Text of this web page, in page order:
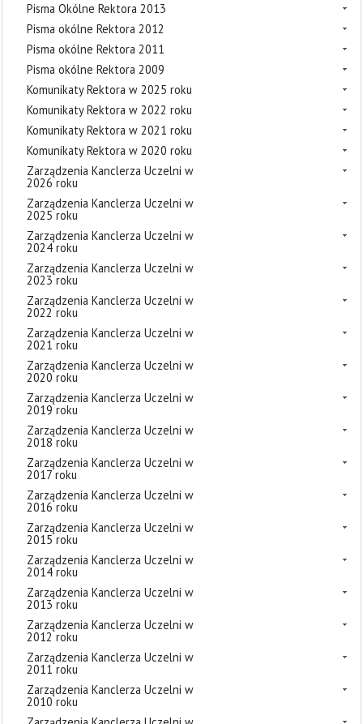
Pisma Okólne Rektora 2013
Pisma okólne Rektora 2012
Pisma okólne Rektora 2011
Pisma okólne Rektora 2009
Komunikaty Rektora w 2025 roku
Komunikaty Rektora w 2022 roku
Komunikaty Rektora w 2021 roku
Komunikaty Rektora w 2020 roku
Zarządzenia Kanclerza Uczelni w
2026 roku
Zarządzenia Kanclerza Uczelni w
2025 roku
Zarządzenia Kanclerza Uczelni w
2024 roku
Zarządzenia Kanclerza Uczelni w
2023 roku
Zarządzenia Kanclerza Uczelni w
2022 roku
Zarządzenia Kanclerza Uczelni w
2021 roku
Zarządzenia Kanclerza Uczelni w
2020 roku
Zarządzenia Kanclerza Uczelni w
2019 roku
Zarządzenia Kanclerza Uczelni w
2018 roku
Zarządzenia Kanclerza Uczelni w
2017 roku
Zarządzenia Kanclerza Uczelni w
2016 roku
Zarządzenia Kanclerza Uczelni w
2015 roku
Zarządzenia Kanclerza Uczelni w
2014 roku
Zarządzenia Kanclerza Uczelni w
2013 roku
Zarządzenia Kanclerza Uczelni w
2012 roku
Zarządzenia Kanclerza Uczelni w
2011 roku
Zarządzenia Kanclerza Uczelni w
2010 roku